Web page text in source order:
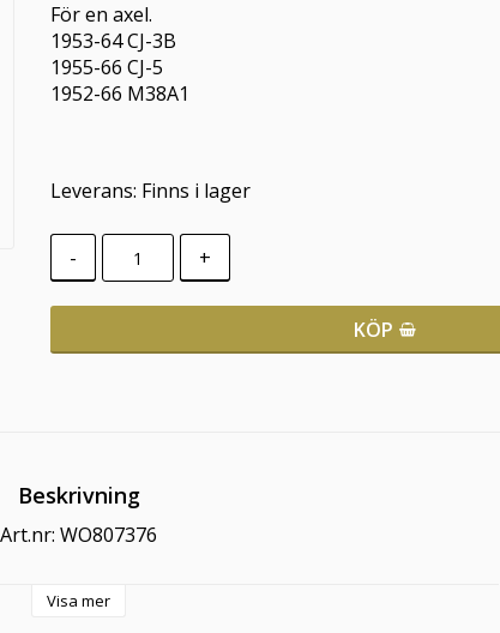
För en axel.
1953-64 CJ-3B
1955-66 CJ-5
1952-66 M38A1
Leverans: Finns i lager
- +
KÖP
Beskrivning
Art.nr: WO807376
Visa mer